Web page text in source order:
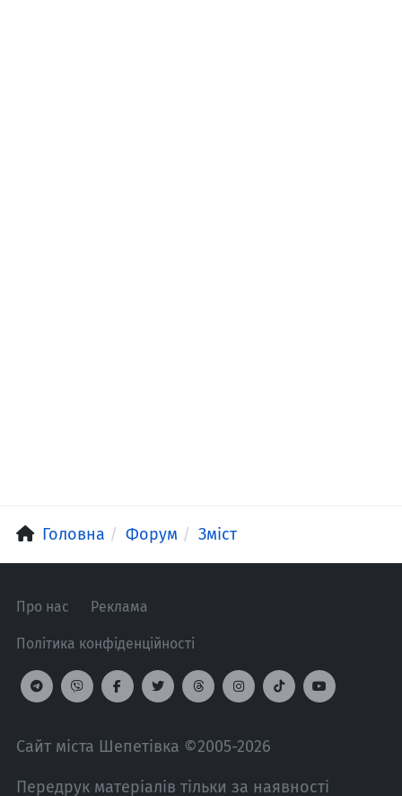
Головна Форум Зміст
Про нас Реклама
Політика конфіденційності
Сайт міста Шепетівка ©2005-2026
Передрук матеріалів тільки за наявності